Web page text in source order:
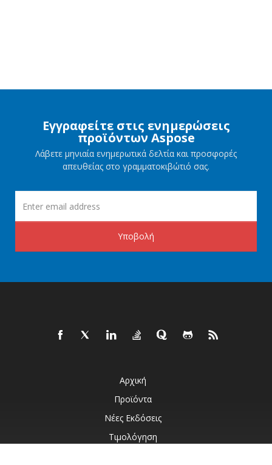
Εγγραφείτε στις ενημερώσεις
προϊόντων Aspose
Λάβετε μηνιαία ενημερωτικά δελτία και προσφορές
απευθείας στο γραμματοκιβώτιό σας.
Υποβολή
Αρχική
Προϊόντα
Νέες Εκδόσεις
Τιμολόγηση